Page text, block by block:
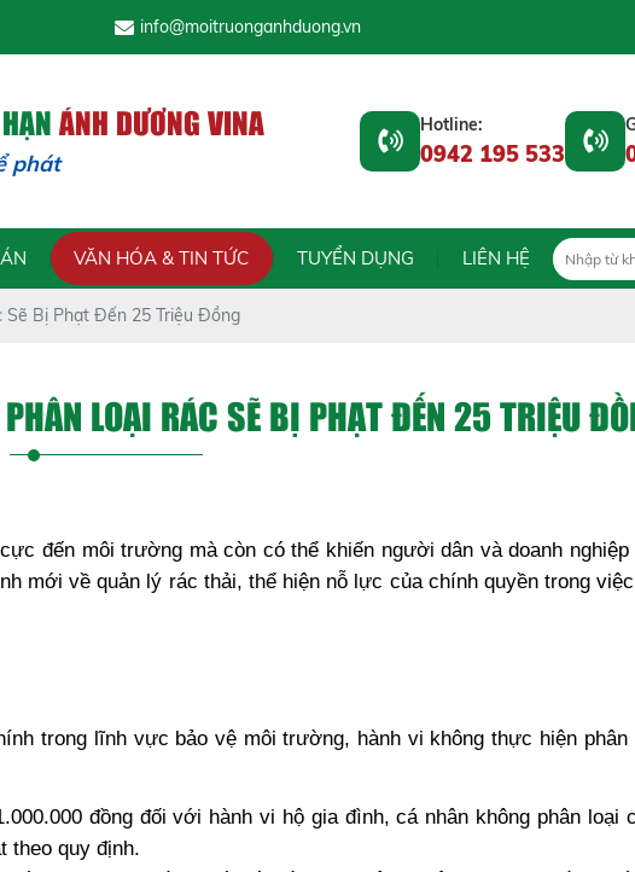
info@moitruonganhduong.vn
ÁNH DƯƠNG VINA
triển - Tr
Hotline:
0942 195 533
VĂN HÓA & TIN TỨC TUYỂN DỤNG LIÊN HỆ
Sẽ Bị Phạt Đến 25 Triệu Đồng
LOẠI RÁC SẼ BỊ PHẠT ĐẾN 25 TRIỆU
đến môi trường mà còn có thể khiến người dân và doanh
mới về quản lý rác thải, thể hiện nỗ lực của chính quyền trong
trong lĩnh vực bảo vệ môi trường, hành vi không thực hiện phân
đồng đối với hành vi hộ gia đình, cá nhân không phân loại
theo quy định.